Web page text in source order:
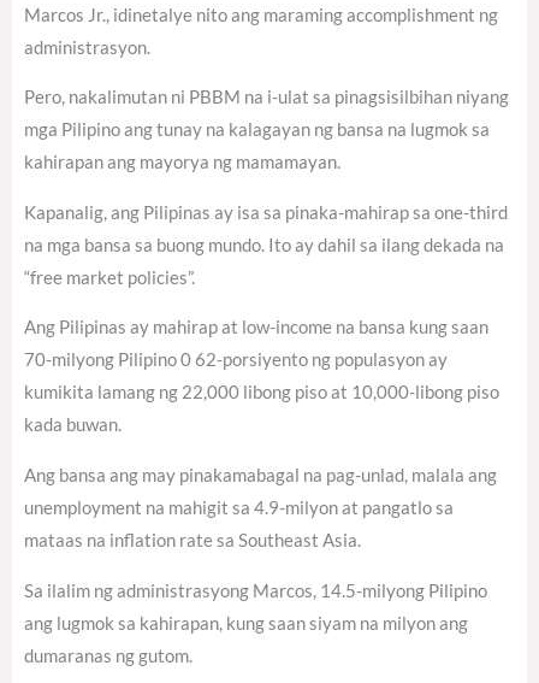
Marcos Jr., idinetalye nito ang maraming accomplishment ng
administrasyon.
Pero, nakalimutan ni PBBM na i-ulat sa pinagsisilbihan niyang
mga Pilipino ang tunay na kalagayan ng bansa na lugmok sa
kahirapan ang mayorya ng mamamayan.
Kapanalig, ang Pilipinas ay isa sa pinaka-mahirap sa one-third
na mga bansa sa buong mundo. Ito ay dahil sa ilang dekada na
“free market policies”.
Ang Pilipinas ay mahirap at low-income na bansa kung saan
70-milyong Pilipino 0 62-porsiyento ng populasyon ay
kumikita lamang ng 22,000 libong piso at 10,000-libong piso
kada buwan.
Ang bansa ang may pinakamabagal na pag-unlad, malala ang
unemployment na mahigit sa 4.9-milyon at pangatlo sa
mataas na inflation rate sa Southeast Asia.
Sa ilalim ng administrasyong Marcos, 14.5-milyong Pilipino
ang lugmok sa kahirapan, kung saan siyam na milyon ang
dumaranas ng gutom.